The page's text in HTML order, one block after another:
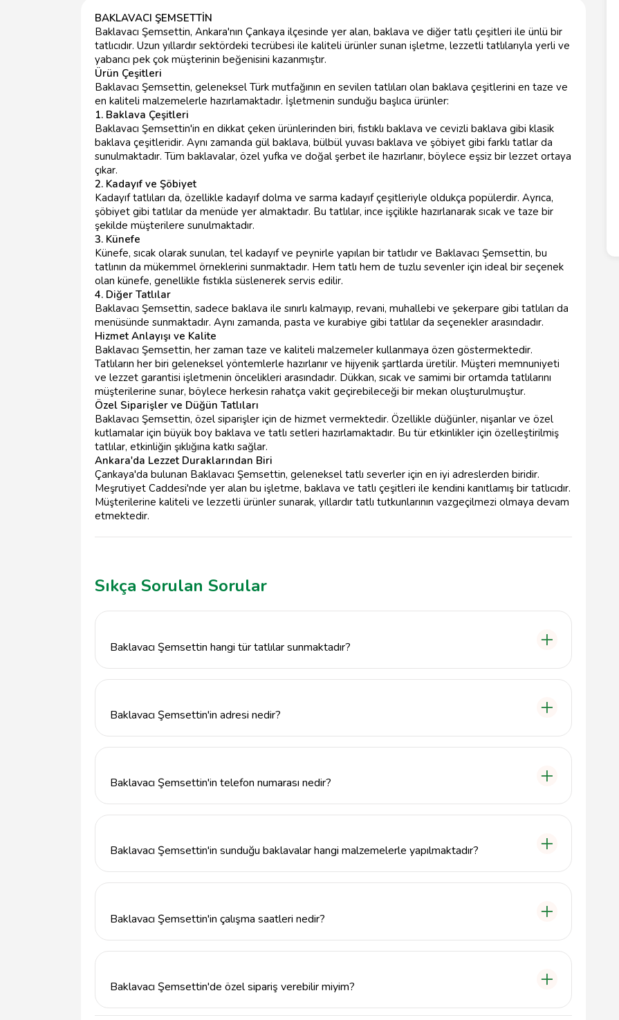
BAKLAVACI ŞEMSETTİN
Baklavacı Şemsettin, Ankara'nın Çankaya ilçesinde yer alan, baklava ve diğer tatlı çeşitleri ile ünlü bir
tatlıcıdır. Uzun yıllardır sektördeki tecrübesi ile kaliteli ürünler sunan işletme, lezzetli tatlılarıyla yerli ve
yabancı pek çok müşterinin beğenisini kazanmıştır.
Ürün Çeşitleri
Baklavacı Şemsettin, geleneksel Türk mutfağının en sevilen tatlıları olan baklava çeşitlerini en taze ve
en kaliteli malzemelerle hazırlamaktadır. İşletmenin sunduğu başlıca ürünler:
1. Baklava Çeşitleri
Baklavacı Şemsettin'in en dikkat çeken ürünlerinden biri, fıstıklı baklava ve cevizli baklava gibi klasik
baklava çeşitleridir. Aynı zamanda gül baklava, bülbül yuvası baklava ve şöbiyet gibi farklı tatlar da
sunulmaktadır. Tüm baklavalar, özel yufka ve doğal şerbet ile hazırlanır, böylece eşsiz bir lezzet ortaya
çıkar.
2. Kadayıf ve Şöbiyet
Kadayıf tatlıları da, özellikle kadayıf dolma ve sarma kadayıf çeşitleriyle oldukça popülerdir. Ayrıca,
şöbiyet gibi tatlılar da menüde yer almaktadır. Bu tatlılar, ince işçilikle hazırlanarak sıcak ve taze bir
şekilde müşterilere sunulmaktadır.
3. Künefe
Künefe, sıcak olarak sunulan, tel kadayıf ve peynirle yapılan bir tatlıdır ve Baklavacı Şemsettin, bu
tatlının da mükemmel örneklerini sunmaktadır. Hem tatlı hem de tuzlu sevenler için ideal bir seçenek
olan künefe, genellikle fıstıkla süslenerek servis edilir.
4. Diğer Tatlılar
Baklavacı Şemsettin, sadece baklava ile sınırlı kalmayıp, revani, muhallebi ve şekerpare gibi tatlıları da
menüsünde sunmaktadır. Aynı zamanda, pasta ve kurabiye gibi tatlılar da seçenekler arasındadır.
Hizmet Anlayışı ve Kalite
Baklavacı Şemsettin, her zaman taze ve kaliteli malzemeler kullanmaya özen göstermektedir.
Tatlıların her biri geleneksel yöntemlerle hazırlanır ve hijyenik şartlarda üretilir. Müşteri memnuniyeti
ve lezzet garantisi işletmenin öncelikleri arasındadır. Dükkan, sıcak ve samimi bir ortamda tatlılarını
müşterilerine sunar, böylece herkesin rahatça vakit geçirebileceği bir mekan oluşturulmuştur.
Özel Siparişler ve Düğün Tatlıları
Baklavacı Şemsettin, özel siparişler için de hizmet vermektedir. Özellikle düğünler, nişanlar ve özel
kutlamalar için büyük boy baklava ve tatlı setleri hazırlamaktadır. Bu tür etkinlikler için özelleştirilmiş
tatlılar, etkinliğin şıklığına katkı sağlar.
Ankara'da Lezzet Duraklarından Biri
Çankaya'da bulunan Baklavacı Şemsettin, geleneksel tatlı severler için en iyi adreslerden biridir.
Meşrutiyet Caddesi'nde yer alan bu işletme, baklava ve tatlı çeşitleri ile kendini kanıtlamış bir tatlıcıdır.
Müşterilerine kaliteli ve lezzetli ürünler sunarak, yıllardır tatlı tutkunlarının vazgeçilmezi olmaya devam
etmektedir.
Sıkça Sorulan Sorular
Baklavacı Şemsettin hangi tür tatlılar sunmaktadır?
Baklavacı Şemsettin'in adresi nedir?
Baklavacı Şemsettin'in telefon numarası nedir?
Baklavacı Şemsettin'in sunduğu baklavalar hangi malzemelerle yapılmaktadır?
Baklavacı Şemsettin'in çalışma saatleri nedir?
Baklavacı Şemsettin'de özel sipariş verebilir miyim?
Evet, Baklavacı Şemsettin, özel siparişler alabilmektedir; detaylar için işletmeyle iletişime